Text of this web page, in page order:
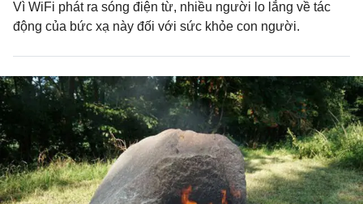
Vì WiFi phát ra sóng điện từ, nhiều người lo lắng về tác
động của bức xạ này đối với sức khỏe con người.